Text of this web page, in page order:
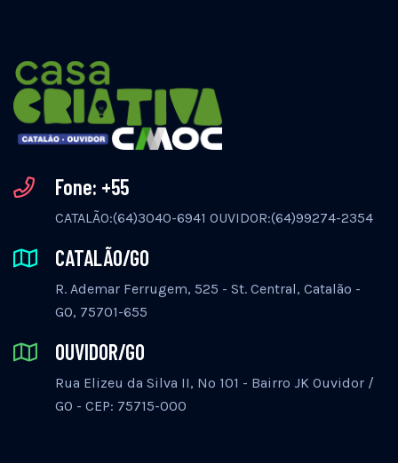
Fone: +55
CATALÃO:(64)3040-6941 OUVIDOR:(64)99274-2354
CATALÃO/GO
R. Ademar Ferrugem, 525 - St. Central, Catalão -
GO, 75701-655
OUVIDOR/GO
Rua Elizeu da Silva II, Nº 101 - Bairro JK Ouvidor /
GO - CEP: 75715-000